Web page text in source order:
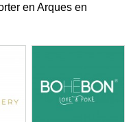
en Arques en